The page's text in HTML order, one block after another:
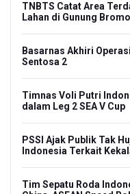
TNBTS Catat Area
Lahan di Gunung
Basarnas Akhiri
Sentosa 2
Timnas Voli Putri
dalam Leg 2 SEA V Cup
PSSI Ajak Publik Tak
Indonesia Terkait
Tim Sepatu Roda